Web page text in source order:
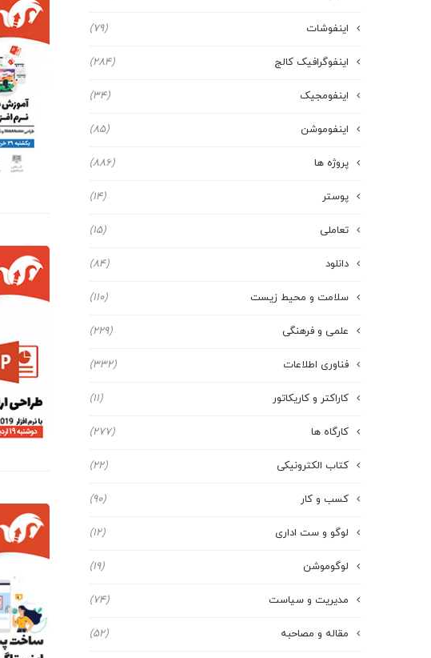
اینفوشات (79)
اینفوگرافیک کالج (284)
اینفومجیک (34)
اینفوموشن (85)
پروژه ها (886)
پوستر (14)
تعاملی (15)
دانلود (84)
سلامت و محیط زیست (110)
علمی و فرهنگی (229)
فناوری اطلاعات (332)
کاراکتر و کاریکاتور (11)
کارگاه ها (277)
کتاب الکترونیکی (22)
کسب و کار (90)
لوگو و ست اداری (12)
لوگوموشن (19)
مدیریت و سیاست (74)
مقاله و مصاحبه (52)